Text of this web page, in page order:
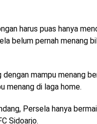
harus puas hanya
belum pernah menang
mampu menang
menang di laga home.
Persela hanya
Sidoarjo.